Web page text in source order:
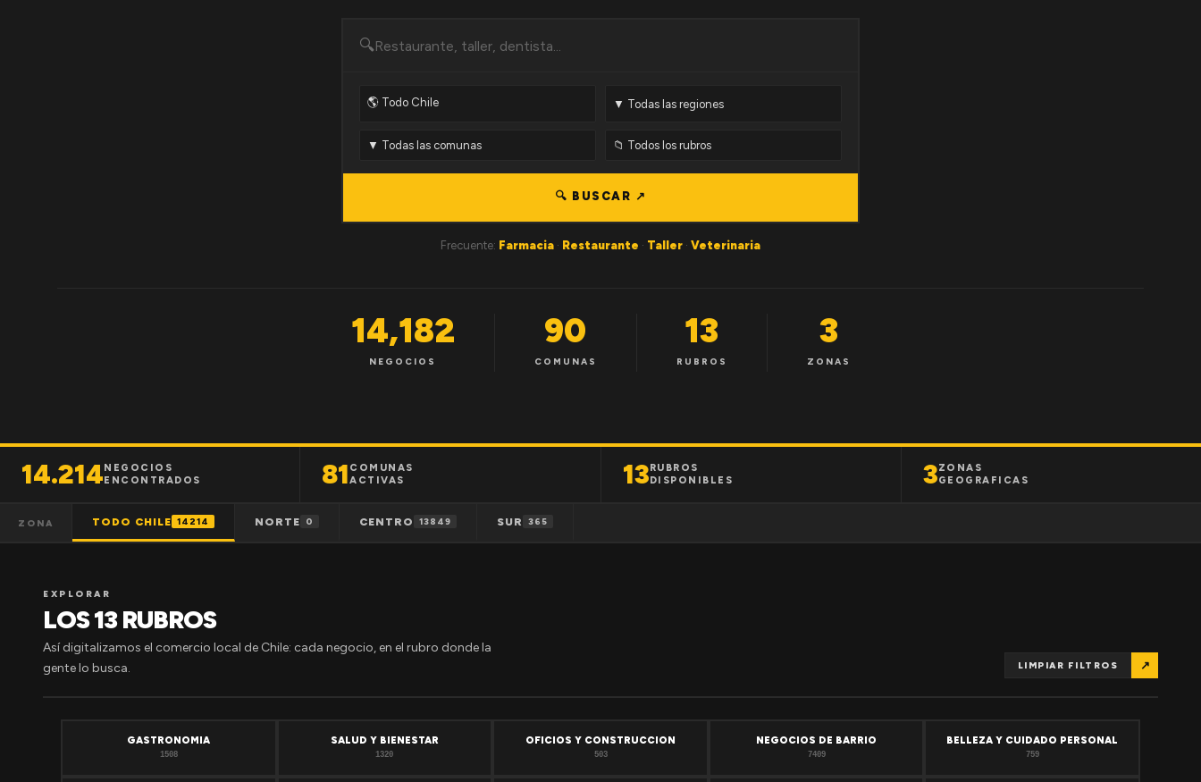
🔍
🔍 BUSCAR ↗
Frecuente: Farmacia · Restaurante · Taller · Veterinaria
14,182
NEGOCIOS
90
COMUNAS
13
RUBROS
3
ZONAS
14.214NEGOCIOS
ENCONTRADOS
81COMUNAS
ACTIVAS
13RUBROS
DISPONIBLES
3ZONAS
GEOGRAFICAS
ZONA TODO CHILE 14214 NORTE 0 CENTRO 13849 SUR 365
EXPLORAR
LOS 13 RUBROS
Así digitalizamos el comercio local de Chile: cada negocio, en el rubro donde la
gente lo busca.
LIMPIAR FILTROS ↗
GASTRONOMIA
1508
SALUD Y BIENESTAR
1320
OFICIOS Y CONSTRUCCION
503
NEGOCIOS DE BARRIO
7409
BELLEZA Y CUIDADO PERSONAL
759